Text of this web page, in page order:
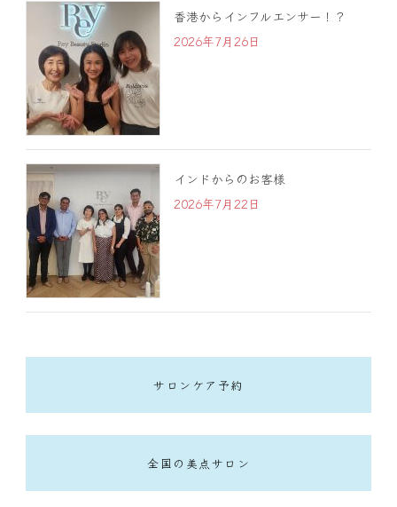
香港からインフルエンサー！？
2026年7月26日
インドからのお客様
2026年7月22日
サロンケア予約
全国の美点サロン